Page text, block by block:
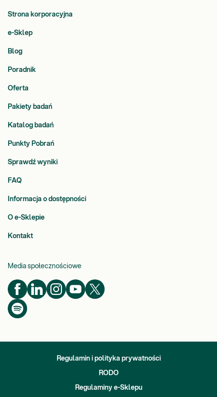
Strona korporacyjna
e-Sklep
Blog
Poradnik
Oferta
Pakiety badań
Katalog badań
Punkty Pobrań
Sprawdź wyniki
FAQ
Informacja o dostępności
O e-Sklepie
Kontakt
Media społecznościowe
Regulamin i polityka prywatności
RODO
Regulaminy e-Sklepu